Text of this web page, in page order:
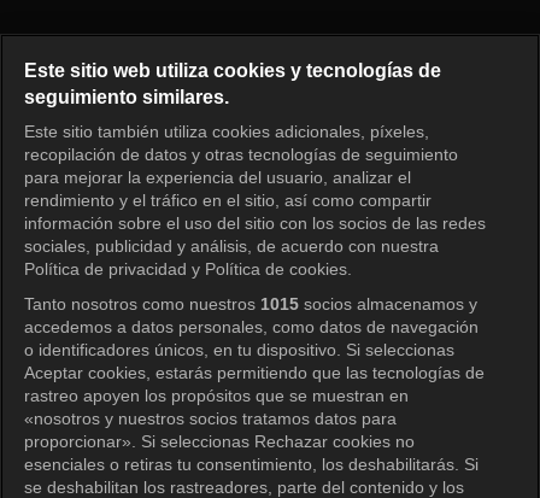
Iniciar sesión
Este sitio web utiliza cookies y tecnologías de
seguimiento similares.
Este sitio también utiliza cookies adicionales, píxeles,
recopilación de datos y otras tecnologías de seguimiento
para mejorar la experiencia del usuario, analizar el
rendimiento y el tráfico en el sitio, así como compartir
información sobre el uso del sitio con los socios de las redes
sociales, publicidad y análisis, de acuerdo con nuestra
Política de privacidad y Política de cookies.
Tanto nosotros como nuestros 1015 socios almacenamos y
accedemos a datos personales, como datos de navegación
o identificadores únicos, en tu dispositivo. Si seleccionas
Aceptar cookies, estarás permitiendo que las tecnologías de
rastreo apoyen los propósitos que se muestran en
«nosotros y nuestros socios tratamos datos para
proporcionar». Si seleccionas Rechazar cookies no
esenciales o retiras tu consentimiento, los deshabilitarás. Si
se deshabilitan los rastreadores, parte del contenido y los